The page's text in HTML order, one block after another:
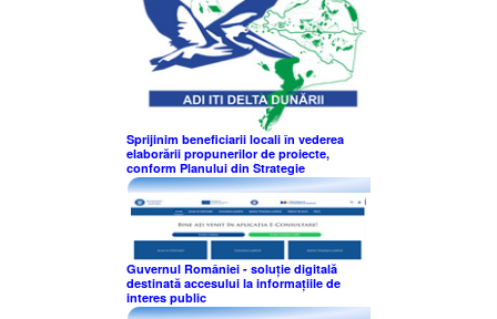
Sprijinim beneficiarii locali în vederea
elaborării propunerilor de proiecte,
conform Planului din Strategie
Guvernul României - soluție digitală
destinată accesului la informațiile de
interes public